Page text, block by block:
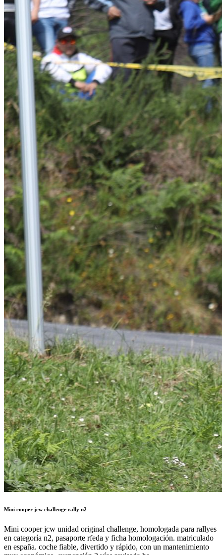
Mini cooper jcw challenge rally n2
Mini cooper jcw unidad original challenge, homologada para rallyes
en categoría n2, pasaporte rfeda y ficha homologación. matriculado
en españa. coche fiable, divertido y rápido, con un mantenimiento